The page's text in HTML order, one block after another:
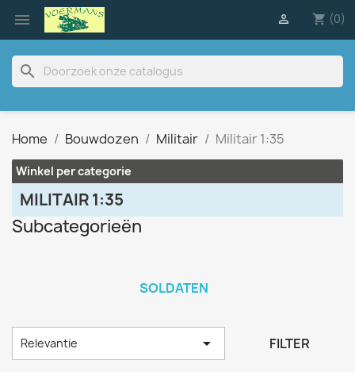
 shopping_cart (0)

search
Home Bouwdozen Militair Militair 1:35
Winkel per categorie
MILITAIR 1:35
Subcategorieën
SOLDATEN
Relevantie  FILTER